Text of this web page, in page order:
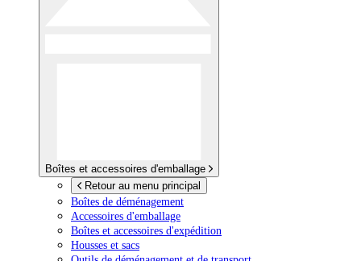
Boîtes et accessoires d'emballage
Retour au menu principal
Boîtes de déménagement
Accessoires d'emballage
Boîtes et accessoires d'expédition
Housses et sacs